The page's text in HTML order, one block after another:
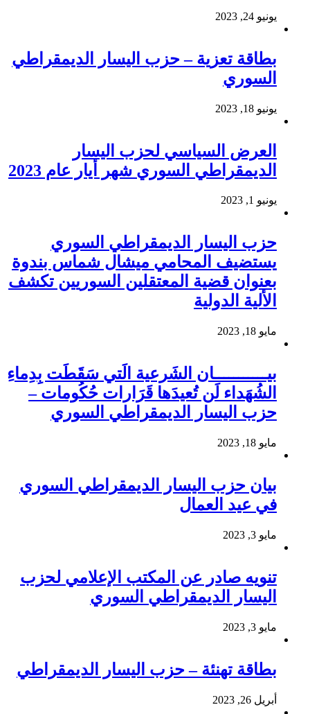
يونيو 24, 2023
بطاقة تعزية – حزب اليسار الديمقراطي
السوري
يونيو 18, 2023
العرض السياسي لحزب اليسار
الديمقراطي السوري شهر أيار عام 2023
يونيو 1, 2023
حزب اليسار الديمقراطي السوري
يستضيف المحامي ميشال شماس بندوة
بعنوان قضية المعتقلين السوريين تكشف
الألية الدولية
مايو 18, 2023
بيـــــــــــان الشَرعية الَتي سَقَطَت بِدِماءِ
الشُهَداء لَن تُعيدَها قَرَارات حُكُومات –
حزب اليسار الديمقراطي السوري
مايو 18, 2023
بيان حزب اليسار الديمقراطي السوري
في عيد العمال
مايو 3, 2023
تنويه صادر عن المكتب الإعلامي لحزب
اليسار الديمقراطي السوري
مايو 3, 2023
بطاقة تهنئة – حزب اليسار الديمقراطي
أبريل 26, 2023